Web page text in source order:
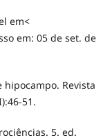
em<
em: 05 de set. de
hipocampo. Revista
51.
5. ed.